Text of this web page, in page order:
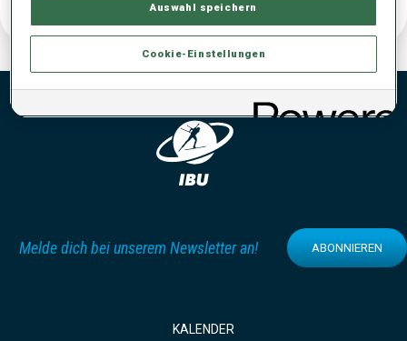
Melde dich bei unserem Newsletter an! ABONNIEREN
KALENDER
Auswahl speichern
Cookie-Einstellungen